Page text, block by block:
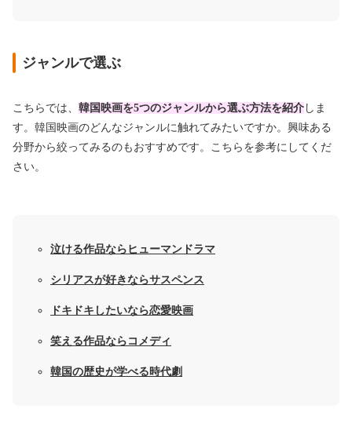
ジャンルで選ぶ
こちらでは、 韓国映画を5つのジャンルから選ぶ方法を紹介 しま
す。韓国映画のどんなジャンルに触れてみたいですか。興味ある
分野から絞ってみるのもおすすめです。こちらを参考にしてくだ
さい。
泣ける作品ならヒューマンドラマ
シリアスが好きならサスペンス
ドキドキしたいなら恋愛映画
笑える作品ならコメディ
韓国の歴史が学べる時代劇